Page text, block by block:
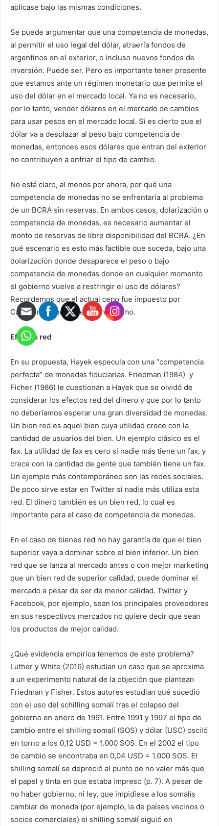
aplicase bajo las mismas condiciones.
Se puede argumentar que una competencia de monedas,
al permitir el uso legal del dólar, atraería fondos de
argentinos en el exterior, o incluso nuevos fondos de
inversión. Puede ser. Pero es importante tener presente
que estamos ante un régimen monetario que permite el
uso del dólar en el mercado local. Ya no es necesario,
por lo tanto, vender dólares en el mercado de cambios
para usar pesos en el mercado local. Si es cierto que el
dólar va a desplazar al peso bajo competencia de
monedas, entonces esos dólares que entran del exterior
no contribuyen a enfriar el tipo de cambio.
No está claro, al menos por ahora, por qué una
competencia de monedas no se enfrentaría al problema
de un BCRA sin reservas. En ambos casos, dolarización o
competencia de monedas, es necesario aumentar el
monto de reservas de libre disponibilidad del BCRA. ¿En
qué escenario es esto más factible que suceda, bajo una
dolarización donde desaparece el peso o bajo
competencia de monedas donde en cualquier momento
el gobierno vuelve a restringir el uso de dólares?
Recordemos que el actual cepo fue impuesto por
Cambiemos, no por el kirchnerismo.
Efectos red
En su propuesta, Hayek especula con una “competencia
perfecta” de monedas fiduciarias. Friedman (1984) y
Ficher (1986) le cuestionan a Hayek que se olvidó de
considerar los efectos red del dinero y que por lo tanto
no deberíamos esperar una gran diversidad de monedas.
Un bien red es aquel bien cuya utilidad crece con la
cantidad de usuarios del bien. Un ejemplo clásico es el
fax. La utilidad de fax es cero si nadie más tiene un fax, y
crece con la cantidad de gente que también tiene un fax.
Un ejemplo más contemporáneo son las redes sociales.
De poco sirve estar en Twitter si nadie más utiliza esta
red. El dinero también es un bien red, lo cual es
importante para el caso de competencia de monedas.
En el caso de bienes red no hay garantía de que el bien
superior vaya a dominar sobre el bien inferior. Un bien
red que se lanza al mercado antes o con mejor marketing
que un bien red de superior calidad, puede dominar el
mercado a pesar de ser de menor calidad. Twitter y
Facebook, por ejemplo, sean los principales proveedores
en sus respectivos mercados no quiere decir que sean
los productos de mejor calidad.
¿Qué evidencia empírica tenemos de este problema?
Luther y White (2016) estudian un caso que se aproxima
a un experimento natural de la objeción que plantean
Friedman y Fisher. Estos autores estudian qué sucedió
con el uso del schilling somalí tras el colapso del
gobierno en enero de 1991. Entre 1991 y 1997 el tipo de
cambio entre el shilling somalí (SOS) y dólar (USC) osciló
en torno a los 0,12 USD = 1.000 SOS. En el 2002 el tipo
de cambio se encontraba en 0,04 USD = 1.000 SOS. El
shilling somalí se depreció al punto de no valer más que
el papel y tinta en que estaba impreso (p. 7). A pesar de
no haber gobierno, ni ley, que impidiese a los somalís
cambiar de moneda (por ejemplo, la de países vecinos o
socios comerciales) el shilling somalí siguió en